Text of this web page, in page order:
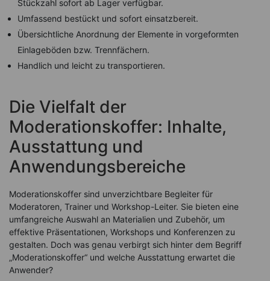
Stückzahl sofort ab Lager verfügbar.
Umfassend bestückt und sofort einsatzbereit.
Übersichtliche Anordnung der Elemente in vorgeformten
Einlageböden bzw. Trennfächern.
Handlich und leicht zu transportieren.
Die Vielfalt der
Moderationskoffer: Inhalte,
Ausstattung und
Anwendungsbereiche
Moderationskoffer sind unverzichtbare Begleiter für
Moderatoren, Trainer und Workshop-Leiter. Sie bieten eine
umfangreiche Auswahl an Materialien und Zubehör, um
effektive Präsentationen, Workshops und Konferenzen zu
gestalten. Doch was genau verbirgt sich hinter dem Begriff
„Moderationskoffer“ und welche Ausstattung erwartet die
Anwender?